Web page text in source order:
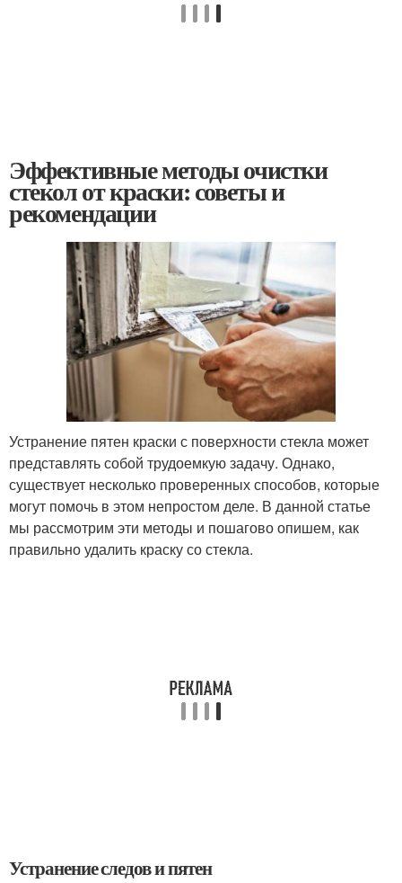
Эффективные методы очистки
стекол от краски: советы и
рекомендации
Устранение пятен краски с поверхности стекла может
представлять собой трудоемкую задачу. Однако,
существует несколько проверенных способов, которые
могут помочь в этом непростом деле. В данной статье
мы рассмотрим эти методы и пошагово опишем, как
правильно удалить краску со стекла.
Устранение следов и пятен